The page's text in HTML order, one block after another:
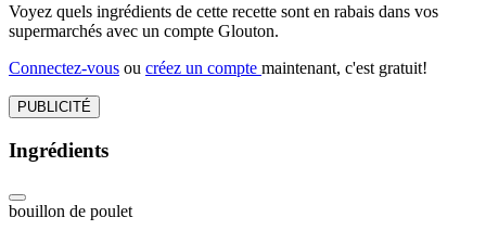
Voyez quels ingrédients de cette recette sont en rabais dans vos
supermarchés avec un compte Glouton.
Connectez-vous ou créez un compte maintenant, c'est gratuit!
PUBLICITÉ
Ingrédients
bouillon de poulet